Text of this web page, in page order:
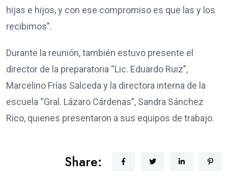
hijas e hijos, y con ese compromiso es que las y los
recibimos”.
Durante la reunión, también estuvo presente el
director de la preparatoria “Lic. Eduardo Ruiz”,
Marcelino Frías Salceda y la directora interna de la
escuela “Gral. Lázaro Cárdenas”, Sandra Sánchez
Rico, quienes presentaron a sus equipos de trabajo.
Share: